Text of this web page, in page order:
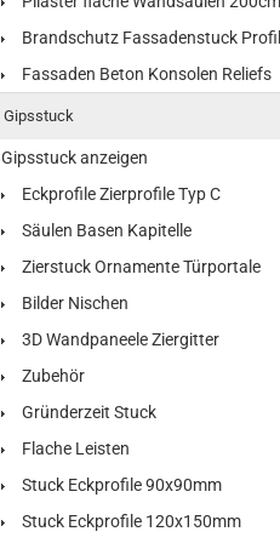
Brandschutz Fassadenstuck
Fassaden Beton Konsolen Reliefs
Gipsstuck
Gipsstuck anzeigen
Eckprofile Zierprofile Typ C
Säulen Basen Kapitelle
Zierstuck Ornamente Türportale
Bilder Nischen
3D Wandpaneele Ziergitter
Zubehör
Gründerzeit Stuck
Flache Leisten
Stuck Eckprofile 90x90mm
Stuck Eckprofile 120x150mm